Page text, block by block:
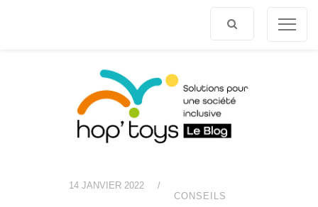
14 JANVIER 2022
/
CONSEILS